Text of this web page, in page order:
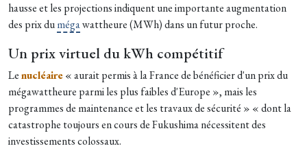
hausse et les projections indiquent une importante augmentation
des prix dumégawattheure (MWh) dans un futur proche.
Un prix virtuel du kWh compétitif
Lenucléaire« aurait permis à la France de bénéficier d'un prix du
mégawattheure parmi les plus faibles d'Europe », mais les
programmes de maintenance et les travaux de sécurité » « dont la
catastrophe toujours en cours de Fukushima nécessitent des
investissements colossaux.